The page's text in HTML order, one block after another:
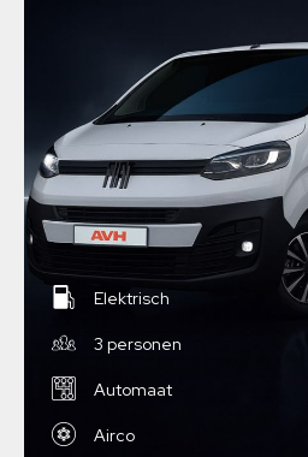
Elektrisch
3 personen
Automaat
Airco